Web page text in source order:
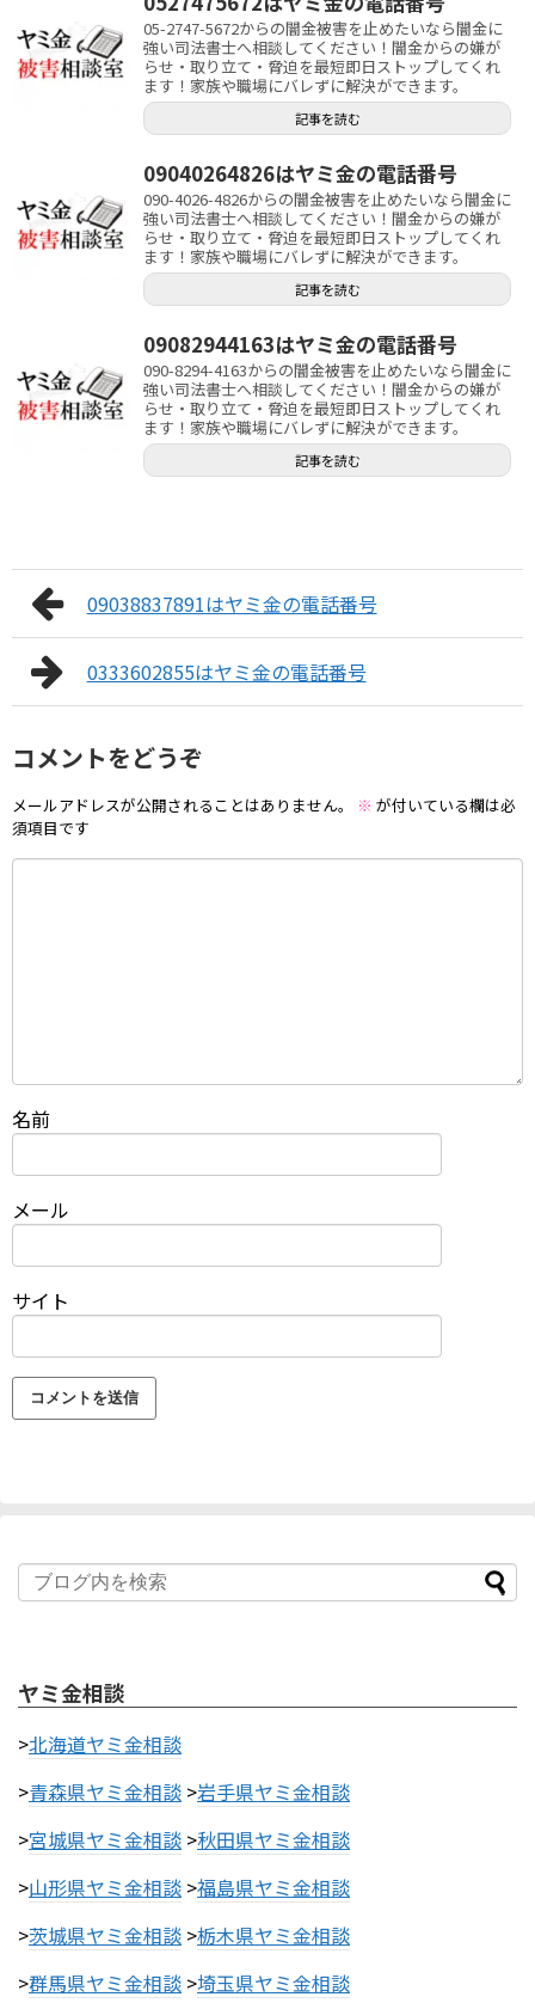
05-2747-5672からの闇金被害を止めたいなら闇金に
強い司法書士へ相談してください！闇金からの嫌が
らせ・取り立て・脅迫を最短即日ストップしてくれ
ます！家族や職場にバレずに解決ができます。
記事を読む
09040264826はヤミ金の電話番号
090-4026-4826からの闇金被害を止めたいなら闇金に
強い司法書士へ相談してください！闇金からの嫌が
らせ・取り立て・脅迫を最短即日ストップしてくれ
ます！家族や職場にバレずに解決ができます。
記事を読む
09082944163はヤミ金の電話番号
090-8294-4163からの闇金被害を止めたいなら闇金に
強い司法書士へ相談してください！闇金からの嫌が
らせ・取り立て・脅迫を最短即日ストップしてくれ
ます！家族や職場にバレずに解決ができます。
記事を読む
09038837891はヤミ金の電話番号
0333602855はヤミ金の電話番号
コメントをどうぞ
メールアドレスが公開されることはありません。 ※ が付いている欄は必
須項目です
名前
メール
サイト
ヤミ金相談
>北海道ヤミ金相談
>青森県ヤミ金相談 >岩手県ヤミ金相談
>宮城県ヤミ金相談 >秋田県ヤミ金相談
>山形県ヤミ金相談 >福島県ヤミ金相談
>茨城県ヤミ金相談 >栃木県ヤミ金相談
>群馬県ヤミ金相談 >埼玉県ヤミ金相談